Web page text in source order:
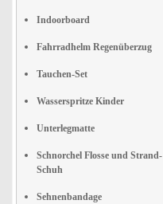
Indoorboard
Fahrradhelm Regenüberzug
Tauchen-Set
Wasserspritze Kinder
Unterlegmatte
Schnorchel Flosse und Strand-
Schuh
Sehnenbandage